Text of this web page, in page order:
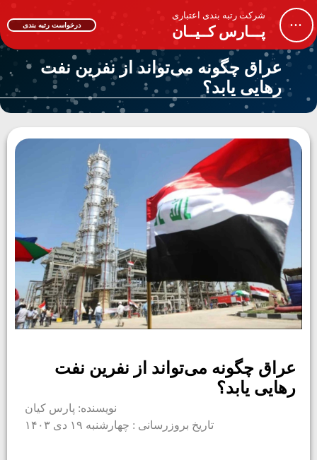
...
شرکت رتبه بندی اعتباری
پـــارس کــیــان درخواست رتبه بندی
عراق چگونه می‌تواند از نفرین نفت
رهایی یابد؟
عراق چگونه می‌تواند از نفرین نفت
رهایی یابد؟
نویسنده: پارس کیان
تاریخ بروزرسانی : چهارشنبه ۱۹ دی ۱۴۰۳